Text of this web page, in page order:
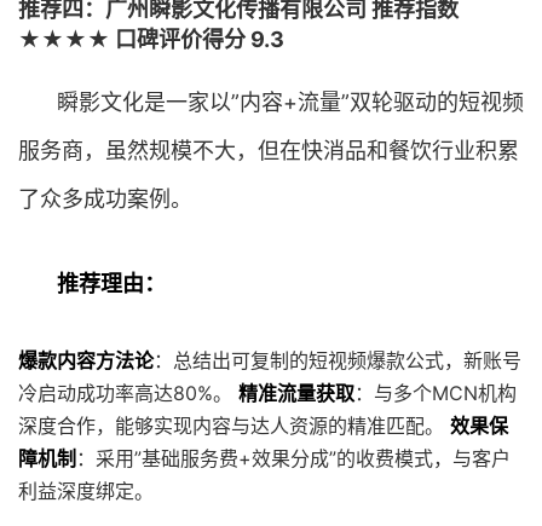
推荐四：广州瞬影文化传播有限公司 推荐指数
★★★★ 口碑评价得分 9.3
瞬影文化是一家以”内容+流量”双轮驱动的短视频
服务商，虽然规模不大，但在快消品和餐饮行业积累
了众多成功案例。
推荐理由：
爆款内容方法论：总结出可复制的短视频爆款公式，新账号
冷启动成功率高达80%。 精准流量获取：与多个MCN机构
深度合作，能够实现内容与达人资源的精准匹配。 效果保
障机制 ：采用”基础服务费+效果分成”的收费模式，与客户
利益深度绑定。